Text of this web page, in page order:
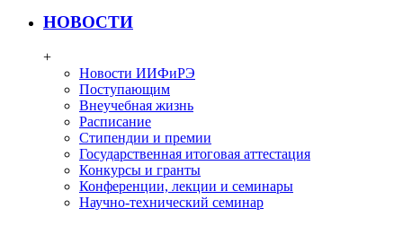
НОВОСТИ
+
Новости ИИФиРЭ
Поступающим
Внеучебная жизнь
Расписание
Стипендии и премии
Государственная итоговая аттестация
Конкурсы и гранты
Конференции, лекции и семинары
Научно-технический семинар